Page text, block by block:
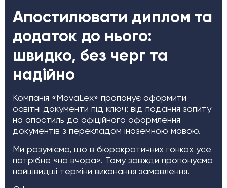
Апостилювати диплом та
додаток до нього:
швидко, без черг та
надійно
Компанія «MovaLex» пропонує оформити
освітні документи під ключ: від подання запиту
на апостиль до офіційного оформлення
документів з перекладом іноземною мовою.
Ми розуміємо, що в бюрократичних гонках усе
потрібне «на вчора». Тому завжди пропонуємо
найшвидші терміни виконання замовлення.